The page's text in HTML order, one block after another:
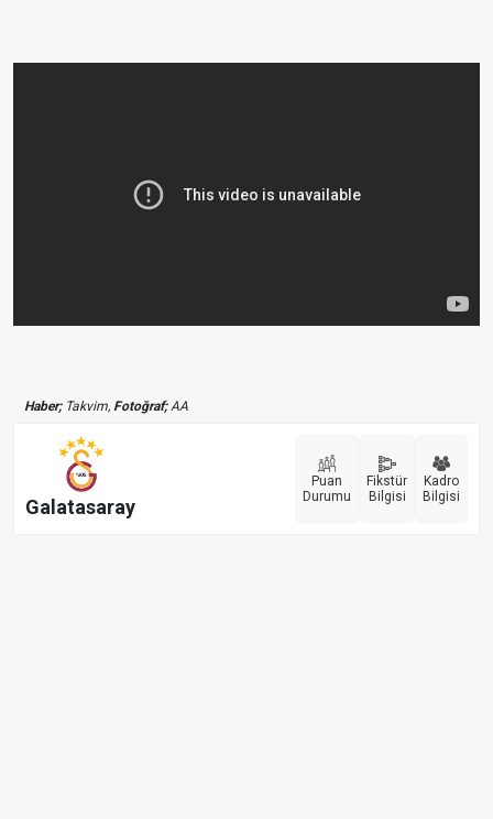
Haber;Takvim, Fotoğraf;AA
Galatasaray
Puan
Durumu
Fikstür
Bilgisi
Kadro
Bilgisi